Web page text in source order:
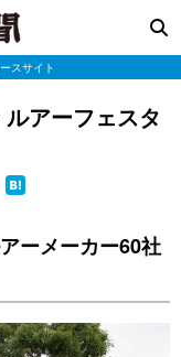
スサイト
ルアーフェスタ
ーメーカー60社